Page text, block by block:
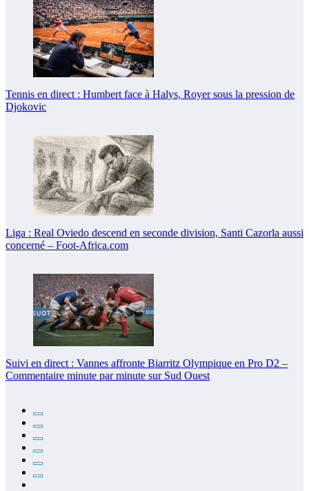
Tennis en direct : Humbert face à Halys, Royer sous la pression de
Djokovic
Liga : Real Oviedo descend en seconde division, Santi Cazorla aussi
concerné – Foot-Africa.com
Suivi en direct : Vannes affronte Biarritz Olympique en Pro D2 –
Commentaire minute par minute sur Sud Ouest